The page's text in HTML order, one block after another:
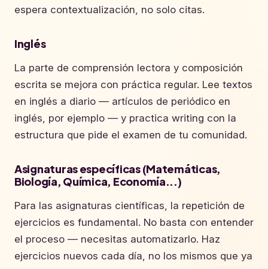
espera contextualización, no solo citas.
Inglés
La parte de comprensión lectora y composición
escrita se mejora con práctica regular. Lee textos
en inglés a diario — artículos de periódico en
inglés, por ejemplo — y practica writing con la
estructura que pide el examen de tu comunidad.
Asignaturas específicas (Matemáticas,
Biología, Química, Economía...)
Para las asignaturas científicas, la repetición de
ejercicios es fundamental. No basta con entender
el proceso — necesitas automatizarlo. Haz
ejercicios nuevos cada día, no los mismos que ya